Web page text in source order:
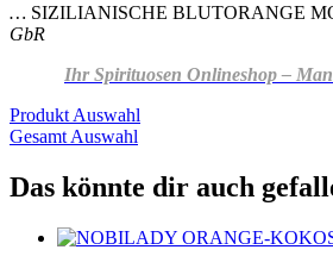
… SIZILIANISCHE BLUTORANGE
GbR
Ihr Spirituosen Onlineshop –
Produkt Auswahl
Gesamt Auswahl
Das könnte dir auch